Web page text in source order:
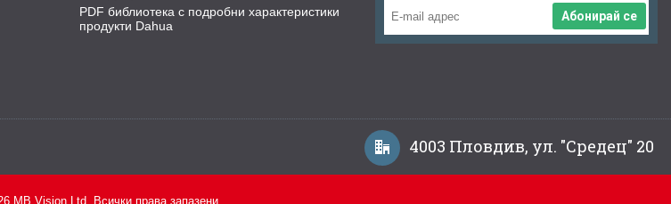
PDF библиотека с подробни характеристики
продукти Dahua
Абонирай се
4003 Пловдив, ул. "Средец" 20
MB Vision Ltd. Всички права запазени.